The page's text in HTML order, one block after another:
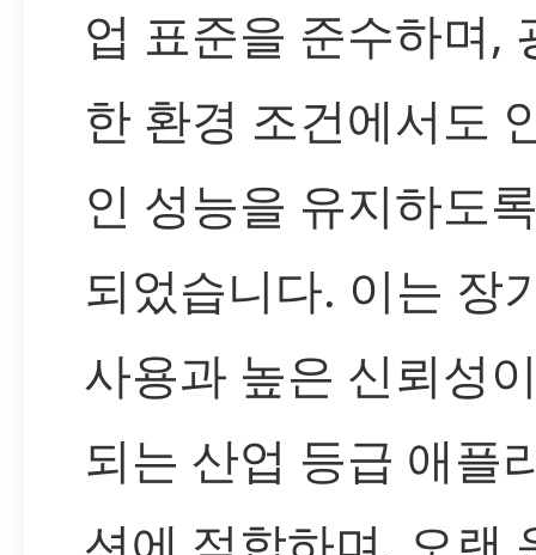
업 표준을 준수하며,
한 환경 조건에서도
인 성능을 유지하도
되었습니다. 이는 장
사용과 높은 신뢰성
되는 산업 등급 애플